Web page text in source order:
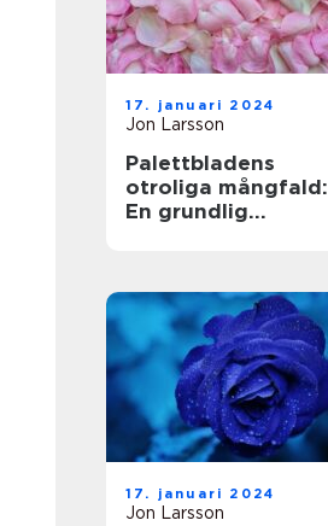
17. januari 2024
Jon Larsson
Palettbladens
otroliga mångfald:
En grundlig
17. januari 2024
Jon Larsson